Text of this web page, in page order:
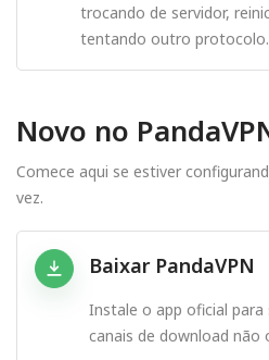
trocando de servidor,
tentando outro protocolo.
Novo no
Comece aqui se estiver
vez.
Baixar PandaVPN
Instale o app oficial
canais de download não